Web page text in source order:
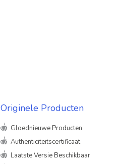
Originele Producten
Gloednieuwe Producten
Authenticiteitscertificaat
Laatste Versie Beschikbaar